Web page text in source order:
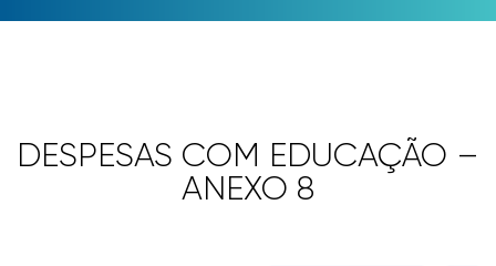
DESPESAS COM EDUCAÇÃO –
ANEXO 8